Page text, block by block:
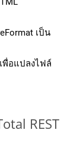
เป็น
เพื่อแปลงไฟล์
REST